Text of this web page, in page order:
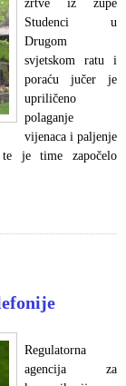
žrtve iz župe
Studenci u
Drugom
svjetskom ratu i
poraću jučer je
upriličeno
polaganje
vijenaca i paljenje
te je time započelo
Regulatorna
agencija za